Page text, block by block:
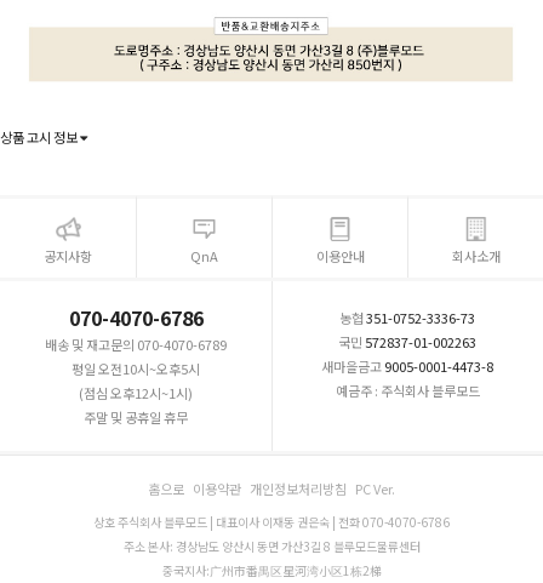
상품 고시 정보
공지사항 QnA 이용안내 회사소개
070-4070-6786
배송 및 재고문의 070-4070-6789
평일 오전10시~오후5시
(점심 오후12시~1시)
주말 및 공휴일 휴무
농협351-0752-3336-73
국민 572837-01-002263
새마을금고9005-0001-4473-8
예금주 : 주식회사 블루모드
홈으로 이용약관 개인정보처리방침 PC Ver.
상호 주식회사 블루모드 | 대표이사 이재동 권은숙 | 전화 070-4070-6786
주소 본사: 경상남도 양산시 동면 가산3길 8 블루모드물류센터
중국지사:广州市番禺区星河湾小区1栋2梯